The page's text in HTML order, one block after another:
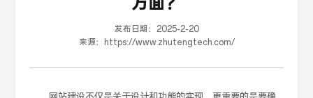
发布日期：
2025-2-20
来源：
https://www.zhutengtech.com/